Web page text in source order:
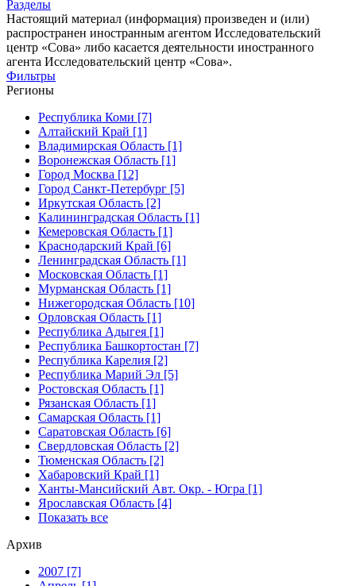
Разделы
Настоящий материал (информация) произведен и (или)
распространен иностранным агентом Исследовательский
центр «Сова» либо касается деятельности иностранного
агента Исследовательский центр «Сова».
Фильтры
Регионы
Республика Коми [7]
Алтайский Край [1]
Владимирская Область [1]
Воронежская Область [1]
Город Москва [12]
Город Санкт-Петербург [5]
Иркутская Область [2]
Калининградская Область [1]
Кемеровская Область [1]
Краснодарский Край [6]
Ленинградская Область [1]
Московская Область [1]
Мурманская Область [1]
Нижегородская Область [10]
Орловская Область [1]
Республика Адыгея [1]
Республика Башкортостан [7]
Республика Карелия [2]
Республика Марий Эл [5]
Ростовская Область [1]
Рязанская Область [1]
Самарская Область [1]
Саратовская Область [6]
Свердловская Область [2]
Тюменская Область [2]
Хабаровский Край [1]
Ханты-Мансийский Авт. Окр. - Югра [1]
Ярославская Область [4]
Показать все
Архив
2007 [7]